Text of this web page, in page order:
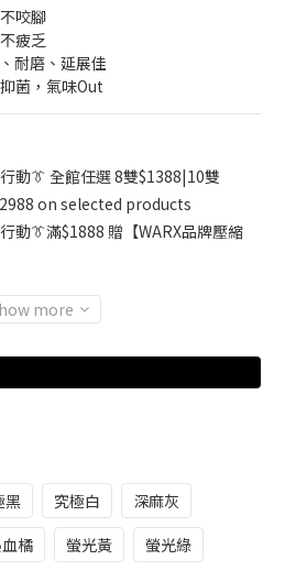
咬腳
疲乏
耐磨、延展佳
菌，氣味Out
動👔 全館任選 8雙$1388|10雙
on selected products
動👔滿$1888 贈【WARX品牌壓縮
more
黑 究極白
深麻灰
橘 螢光黃
螢光綠